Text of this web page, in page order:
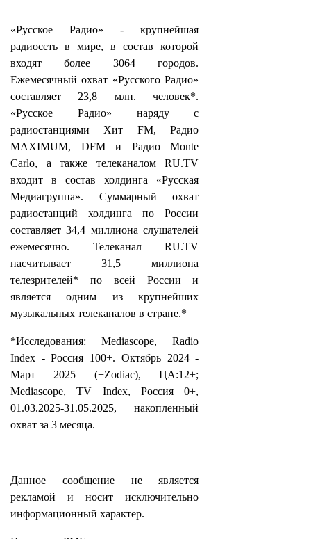
«Русское Радио» - крупнейшая
радиосеть в мире, в состав которой
входят более 3064 городов.
Ежемесячный охват «Русского Радио»
составляет 23,8 млн. человек*.
«Русское Радио» наряду с
радиостанциями Хит FM, Радио
MAXIMUM, DFM и Радио Monte
Carlo, а также телеканалом RU.TV
входит в состав холдинга «Русская
Медиагруппа». Суммарный охват
радиостанций холдинга по России
составляет 34,4 миллиона слушателей
ежемесячно. Телеканал RU.TV
насчитывает 31,5 миллиона
телезрителей* по всей России и
является одним из крупнейших
музыкальных телеканалов в стране.*
*Исследования: Mediascope, Radio
Index - Россия 100+. Октябрь 2024 -
Март 2025 (+Zodiac), ЦА:12+;
Mediascope, TV Index, Россия 0+,
01.03.2025-31.05.2025, накопленный
охват за 3 месяца.
Данное сообщение не является
рекламой и носит исключительно
информационный характер.